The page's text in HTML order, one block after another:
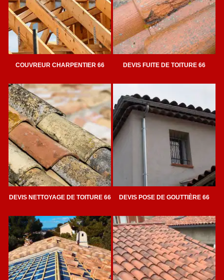
COUVREUR CHARPENTIER 66 DEVIS FUITE DE TOITURE 66
DEVIS NETTOYAGE DE TOITURE 66 DEVIS POSE DE GOUTTIÈRE 66